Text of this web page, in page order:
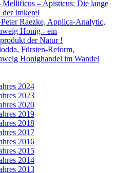
Mellificus – Apisticus: Die lange
der Imkerei
Raezke, Applica-Analytic,
Honig - ein
der Natur !
Fürsten-Reform,
Honighandel im Wandel
2024
2023
2020
2019
2018
2017
2016
2015
2014
2013